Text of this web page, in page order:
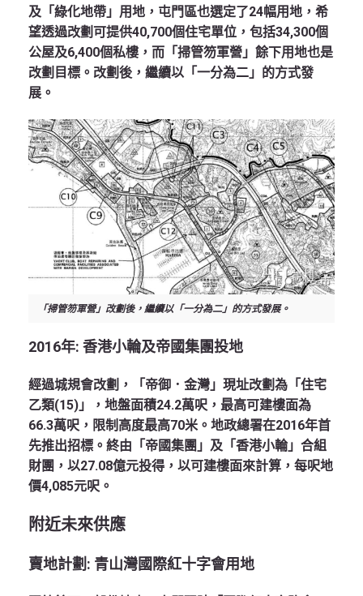
及「綠化地帶」用地，屯門區也選定了24幅用地，希
望透過改劃可提供40,700個住宅單位，包括34,300個
公屋及6,400個私樓，而「掃管笏軍營」餘下用地也是
改劃目標。改劃後，繼續以「一分為二」的方式發
展。
「掃管笏軍營」改劃後，繼續以「一分為二」的方式發展。
2016年: 香港小輪及帝國集團投地
經過城規會改劃，「帝御．金灣」現址改劃為「住宅
乙類(15)」，地盤面積24.2萬呎，最高可建樓面為
66.3萬呎，限制高度最高70米。地政總署在2016年首
先推出招標。終由「帝國集團」及「香港小輪」合組
財團，以27.08億元投得，以可建樓面來計算，每呎地
價4,085元呎。
附近未來供應
賣地計劃 : 青山灣國際紅十字會用地